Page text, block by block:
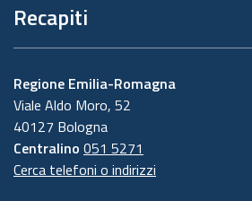
Recapiti
Regione Emilia-Romagna
Viale Aldo Moro, 52
40127 Bologna
Centralino 051 5271
Cerca telefoni o indirizzi